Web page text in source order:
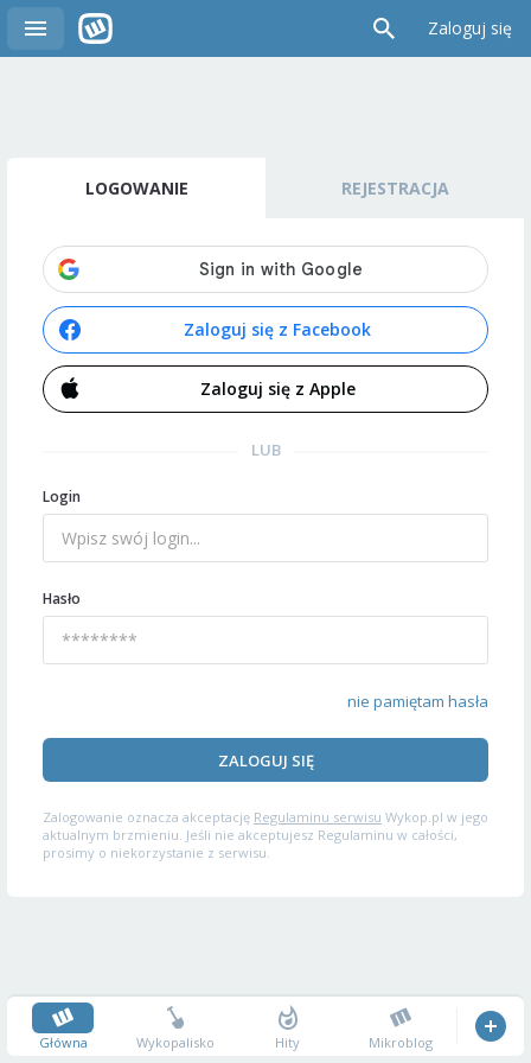
Zaloguj się
LOGOWANIE REJESTRACJA
Zaloguj się z Facebook
Zaloguj się z Apple
LUB
Login
Hasło
nie pamiętam hasła
ZALOGUJ SIĘ
Zalogowanie oznacza akceptację Regulaminu serwisu Wykop.pl w jego
aktualnym brzmieniu. Jeśli nie akceptujesz Regulaminu w całości,
prosimy o niekorzystanie z serwisu.
Główna Wykopalisko Hity Mikroblog